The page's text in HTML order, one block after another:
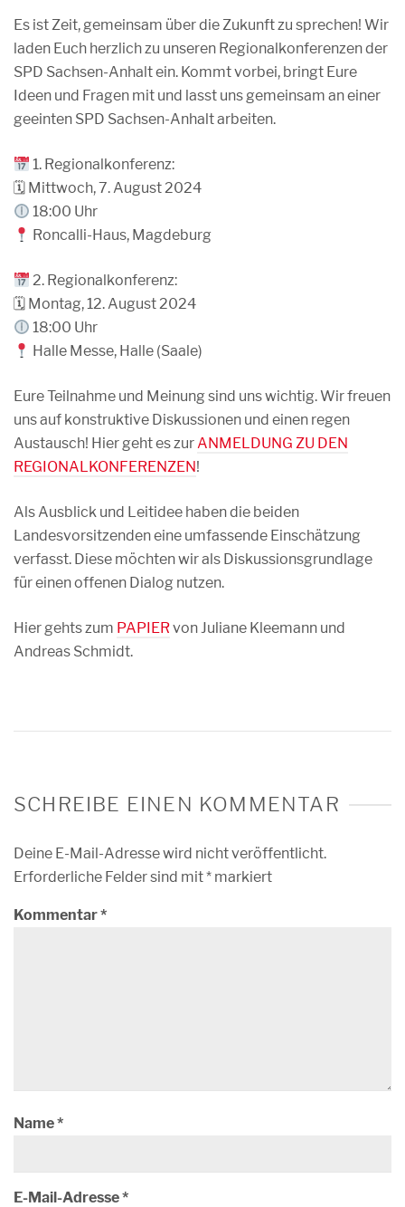
Es ist Zeit, gemeinsam über die Zukunft zu sprechen! Wir
laden Euch herzlich zu unseren Regionalkonferenzen der
SPD Sachsen-Anhalt ein. Kommt vorbei, bringt Eure
Ideen und Fragen mit und lasst uns gemeinsam an einer
geeinten SPD Sachsen-Anhalt arbeiten.
1. Regionalkonferenz:
🗓 Mittwoch, 7. August 2024
18:00 Uhr
Roncalli-Haus, Magdeburg
2. Regionalkonferenz:
🗓 Montag, 12. August 2024
18:00 Uhr
Halle Messe, Halle (Saale)
Eure Teilnahme und Meinung sind uns wichtig. Wir freuen
uns auf konstruktive Diskussionen und einen regen
Austausch! Hier geht es zurANMELDUNG ZU DEN
REGIONALKONFERENZEN!
Als Ausblick und Leitidee haben die beiden
Landesvorsitzenden eine umfassende Einschätzung
verfasst. Diese möchten wir als Diskussionsgrundlage
für einen offenen Dialog nutzen.
Hier gehts zum PAPIERvon Juliane Kleemann und
Andreas Schmidt.
SCHREIBE EINEN KOMMENTAR
Deine E-Mail-Adresse wird nicht veröffentlicht.
Erforderliche Felder sind mit* markiert
Kommentar*
Name*
E-Mail-Adresse*